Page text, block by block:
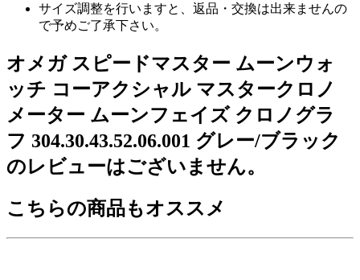
サイズ調整を行いますと、返品・交換は出来ませんの
で予めご了承下さい。
オメガ スピードマスター ムーンウォ
ッチ コーアクシャル マスタークロノ
メーター ムーンフェイズ クロノグラ
フ 304.30.43.52.06.001 グレー/ブラック
のレビューはございません。
こちらの商品もオススメ